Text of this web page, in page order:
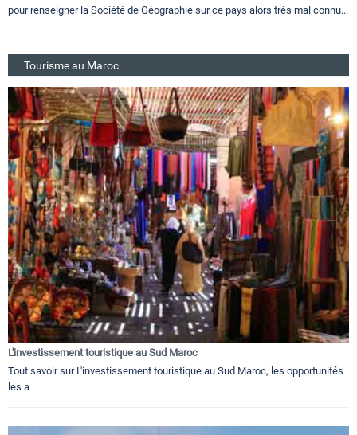
pour renseigner la Société de Géographie sur ce pays alors très mal connu...
Tourisme au Maroc
L'investissement touristique au Sud Maroc
Tout savoir sur L'investissement touristique au Sud Maroc, les opportunités
les a